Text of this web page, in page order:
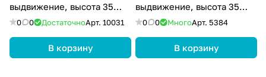
выдвижение, высота 35
мм, цвет цинк
0 0 ДостаточноАрт. 10031
В корзину
выдвижение, высота 35
мм, цвет цинк
0 0 МногоАрт. 5384
В корзину